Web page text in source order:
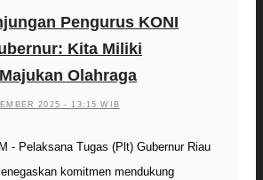
Pengurus KONI
Kita Miliki
Olahraga
2025 - 13:15 WIB
- Pelaksana Tugas (Plt) Gubernur Riau
komitmen mendukung